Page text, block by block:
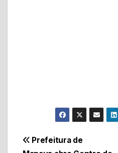
Navegação
Prefeitura de